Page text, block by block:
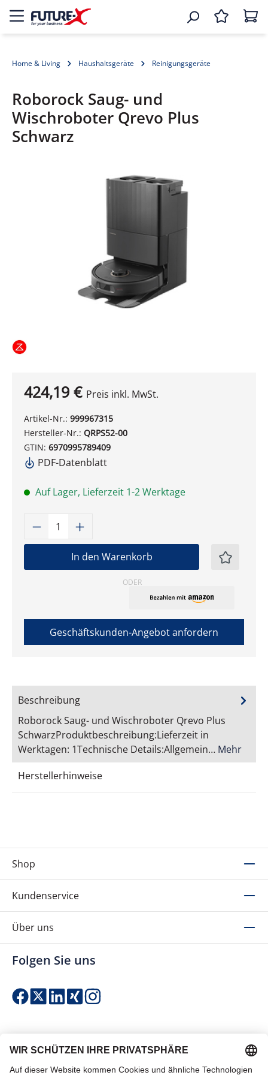
Home & Living Haushaltsgeräte Reinigungsgeräte
Roborock Saug- und
Wischroboter Qrevo Plus
Schwarz
Bildergalerie überspringen
424,19 € Preis inkl. MwSt.
Artikel-Nr.: 999967315
Hersteller-Nr.: QRPS52-00
GTIN: 6970995789409
PDF-Datenblatt
Auf Lager, Lieferzeit 1-2 Werktage
Produkt Anzahl: Gib den
In den Warenkorb
ODER
Geschäftskunden-Angebot anfordern
Beschreibung
Roborock Saug- und Wischroboter Qrevo Plus
SchwarzProduktbeschreibung:Lieferzeit in
Werktagen: 1Technische Details:Allgemein… Mehr
Herstellerhinweise
Shop
Kundenservice
Über uns
Folgen Sie uns
Einfach & sicher bezahlen